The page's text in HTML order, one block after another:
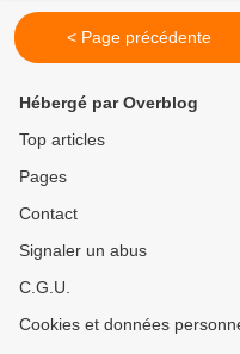
< Page précédente
Hébergé par Overblog
Top articles
Pages
Contact
Signaler un abus
C.G.U.
Cookies et données